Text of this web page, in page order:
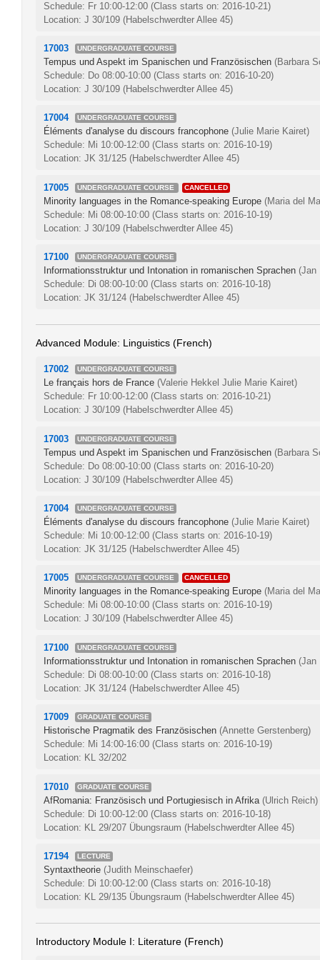
Schedule: Fr 10:00-12:00 (Class starts on: 2016-10-21)
Location: J 30/109 (Habelschwerdter Allee 45)
17003 UNDERGRADUATE COURSE
Tempus und Aspekt im Spanischen und Französischen (Barbara
Schedule: Do 08:00-10:00 (Class starts on: 2016-10-20)
Location: J 30/109 (Habelschwerdter Allee 45)
17004 UNDERGRADUATE COURSE
Éléments d'analyse du discours francophone (Julie Marie Kairet)
Schedule: Mi 10:00-12:00 (Class starts on: 2016-10-19)
Location: JK 31/125 (Habelschwerdter Allee 45)
17005 UNDERGRADUATE COURSE CANCELLED
Minority languages in the Romance-speaking Europe (Maria del
Schedule: Mi 08:00-10:00 (Class starts on: 2016-10-19)
Location: J 30/109 (Habelschwerdter Allee 45)
17100 UNDERGRADUATE COURSE
Informationsstruktur und Intonation in romanischen Sprachen (Jan
Schedule: Di 08:00-10:00 (Class starts on: 2016-10-18)
Location: JK 31/124 (Habelschwerdter Allee 45)
Advanced Module: Linguistics (French)
17002 UNDERGRADUATE COURSE
Le français hors de France (Valerie Hekkel Julie Marie Kairet)
Schedule: Fr 10:00-12:00 (Class starts on: 2016-10-21)
Location: J 30/109 (Habelschwerdter Allee 45)
17003 UNDERGRADUATE COURSE
Tempus und Aspekt im Spanischen und Französischen (Barbara
Schedule: Do 08:00-10:00 (Class starts on: 2016-10-20)
Location: J 30/109 (Habelschwerdter Allee 45)
17004 UNDERGRADUATE COURSE
Éléments d'analyse du discours francophone (Julie Marie Kairet)
Schedule: Mi 10:00-12:00 (Class starts on: 2016-10-19)
Location: JK 31/125 (Habelschwerdter Allee 45)
17005 UNDERGRADUATE COURSE CANCELLED
Minority languages in the Romance-speaking Europe (Maria del
Schedule: Mi 08:00-10:00 (Class starts on: 2016-10-19)
Location: J 30/109 (Habelschwerdter Allee 45)
17100 UNDERGRADUATE COURSE
Informationsstruktur und Intonation in romanischen Sprachen (Jan
Schedule: Di 08:00-10:00 (Class starts on: 2016-10-18)
Location: JK 31/124 (Habelschwerdter Allee 45)
17009 GRADUATE COURSE
Historische Pragmatik des Französischen (Annette Gerstenberg)
Schedule: Mi 14:00-16:00 (Class starts on: 2016-10-19)
Location: KL 32/202
17010 GRADUATE COURSE
AfRomania: Französisch und Portugiesisch in Afrika (Ulrich Reich)
Schedule: Di 10:00-12:00 (Class starts on: 2016-10-18)
Location: KL 29/207 Übungsraum (Habelschwerdter Allee 45)
17194 LECTURE
Syntaxtheorie (Judith Meinschaefer)
Schedule: Di 10:00-12:00 (Class starts on: 2016-10-18)
Location: KL 29/135 Übungsraum (Habelschwerdter Allee 45)
Introductory Module I: Literature (French)